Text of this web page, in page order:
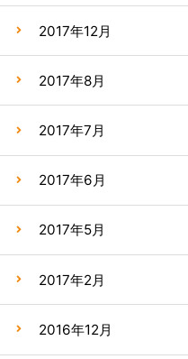
2017年12月
2017年8月
2017年7月
2017年6月
2017年5月
2017年2月
2016年12月